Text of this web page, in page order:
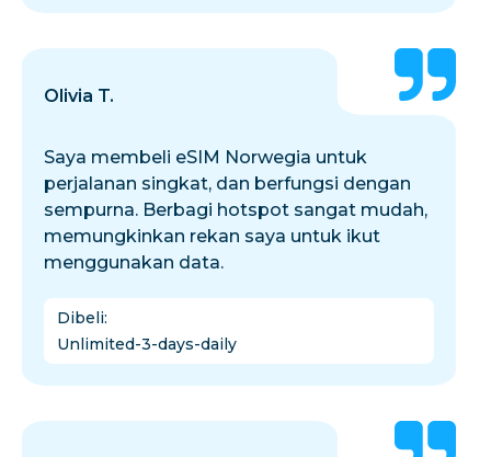
Olivia T.
Saya membeli eSIM Norwegia untuk
perjalanan singkat, dan berfungsi dengan
sempurna. Berbagi hotspot sangat mudah,
memungkinkan rekan saya untuk ikut
menggunakan data.
Dibeli:
Unlimited-3-days-daily